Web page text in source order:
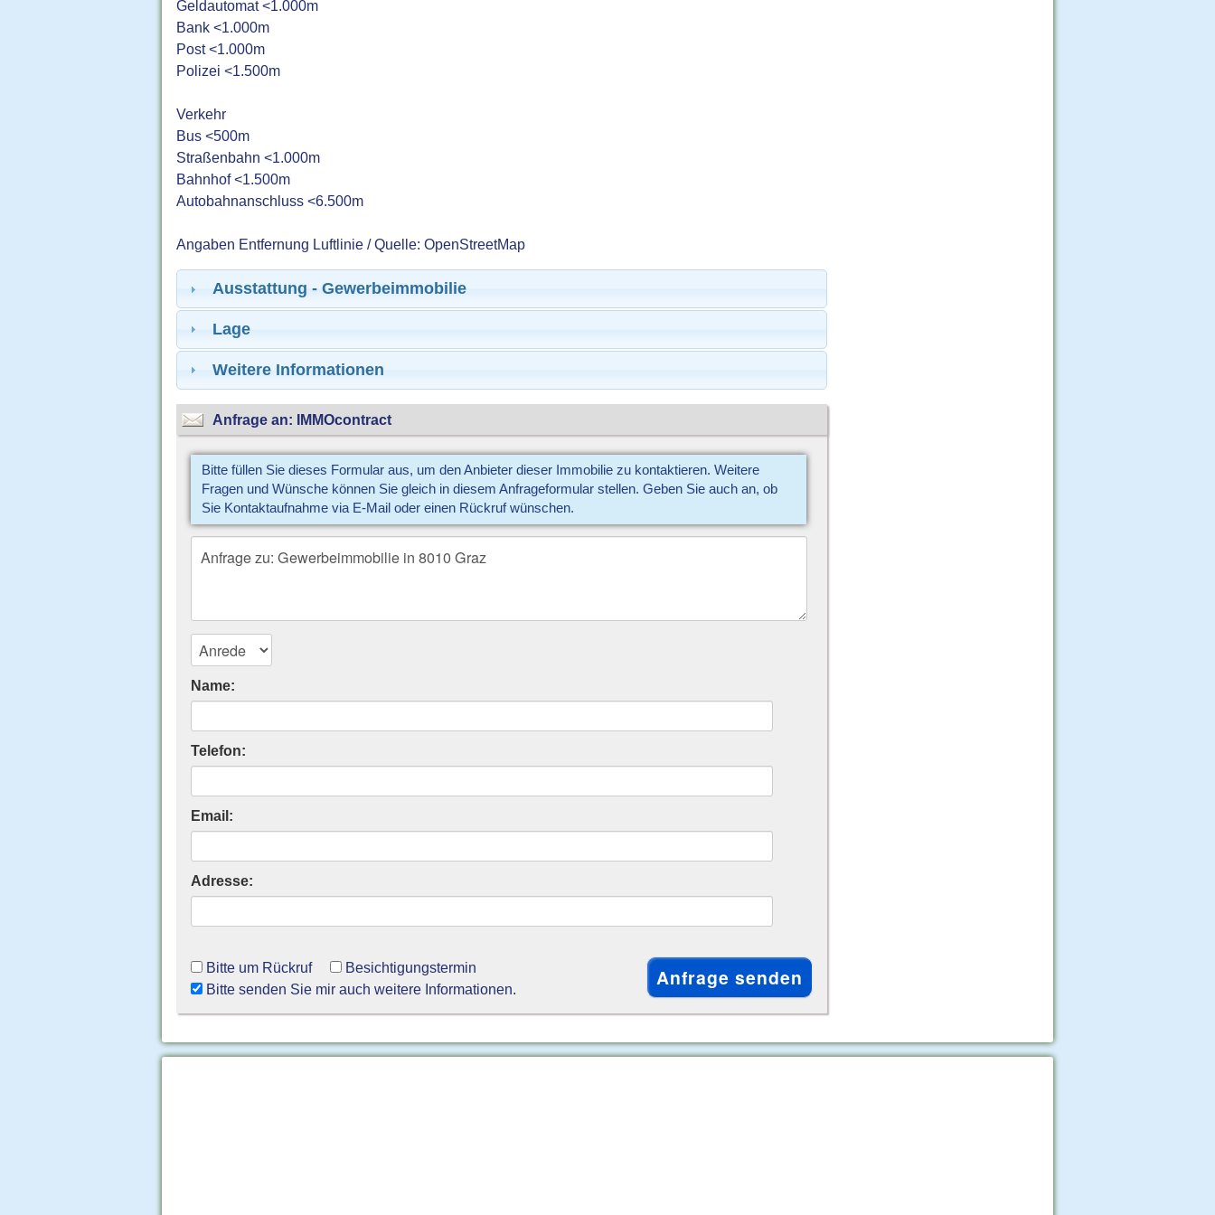
Geldautomat <1.000m
Bank <1.000m
Post <1.000m
Polizei <1.500m
Verkehr
Bus <500m
Straßenbahn <1.000m
Bahnhof <1.500m
Autobahnanschluss <6.500m
Angaben Entfernung Luftlinie / Quelle: OpenStreetMap
Ausstattung - Gewerbeimmobilie
Lage
Weitere Informationen
Anfrage an: IMMOcontract
Bitte füllen Sie dieses Formular aus, um den Anbieter dieser Immobilie zu kontaktieren. Weitere
Fragen und Wünsche können Sie gleich in diesem Anfrageformular stellen. Geben Sie auch an, ob
Sie Kontaktaufnahme via E-Mail oder einen Rückruf wünschen.
Name:
Telefon:
Email:
Adresse:
Bitte um Rückruf
Besichtigungstermin
Bitte senden Sie mir auch weitere Informationen.